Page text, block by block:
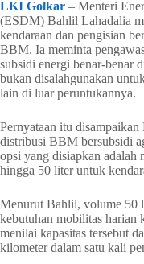
LKI Golkar – Menteri
(ESDM) Bahlil Lahadalia
kendaraan dan pengisian
BBM. Ia meminta
subsidi energi benar-benar
bukan disalahgunakan
lain di luar peruntukannya.
Pernyataan itu
distribusi BBM bersubsidi
opsi yang disiapkan adalah
hingga 50 liter untuk
Menurut Bahlil, volume 50
kebutuhan mobilitas harian
menilai kapasitas tersebut
kilometer dalam satu kali